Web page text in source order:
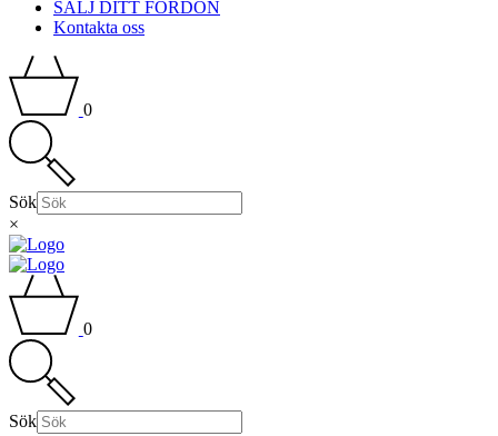
SÄLJ DITT FORDON
Kontakta oss
0
Sök
×
0
Sök